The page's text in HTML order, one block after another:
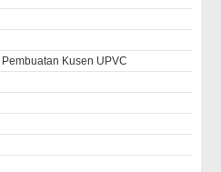
Kusen UPVC